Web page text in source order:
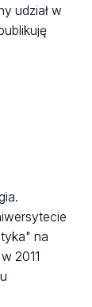
udział w
na
2011